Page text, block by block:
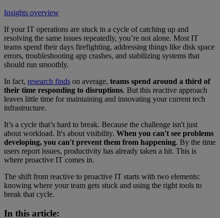
Insights overview
If your IT operations are stuck in a cycle of catching up and
resolving the same issues repeatedly, you’re not alone. Most IT
teams spend their days firefighting, addressing things like disk space
errors, troubleshooting app crashes, and stabilizing systems that
should run smoothly.
In fact, research finds on average, teams spend around a third of
their time responding to disruptions. But this reactive approach
leaves little time for maintaining and innovating your current tech
infrastructure.
It’s a cycle that’s hard to break. Because the challenge isn't just
about workload. It's about visibility. When you can't see problems
developing, you can't prevent them from happening. By the time
users report issues, productivity has already taken a hit. This is
where proactive IT comes in.
The shift from reactive to proactive IT starts with two elements:
knowing where your team gets stuck and using the right tools to
break that cycle.
In this article: